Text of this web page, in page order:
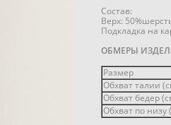
Состав:
Верх:
Подкладка на
ОБМЕРЫ
Размер
Обхват талии
Обхват бедер
Обхват по низу